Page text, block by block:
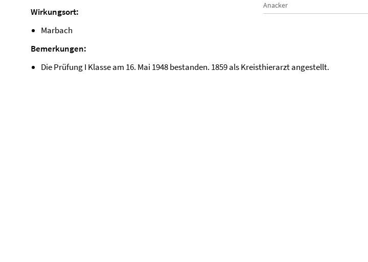
Anacker
Wirkungsort:
Marbach
Bemerkungen:
Die Prüfung I Klasse am 16. Mai 1948 bestanden. 1859 als Kreisthierarzt angestellt.